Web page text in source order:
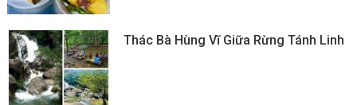
Thác Bà Hùng Vĩ Giữa Rừng Tánh Linh